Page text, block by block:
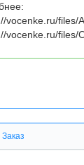
vocenke.ru/files/
vocenke.ru/files/
Заказ